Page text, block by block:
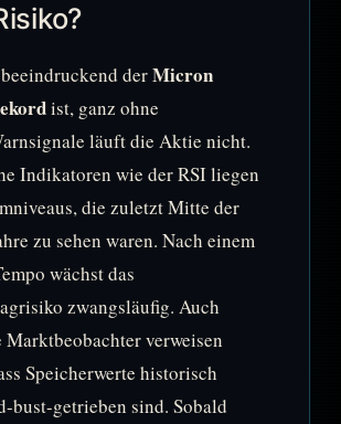
derMicron
ist, ganz ohne
läuft die Aktie nicht.
Indikatoren wie der RSI liegen
die zuletzt Mitte der
zu sehen waren. Nach einem
wächst das
zwangsläufig. Auch
Marktbeobachter verweisen
Speicherwerte historisch
bust-getrieben sind. Sobald